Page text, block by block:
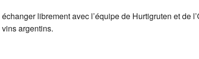
librement avec l’équipe de Hurtigruten et de
argentins.